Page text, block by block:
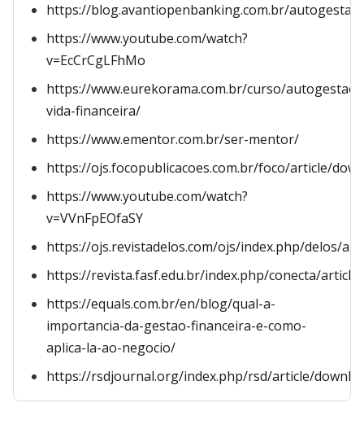
https://blog.avantiopenbanking.com.br/autogestao/
https://www.youtube.com/watch?
v=EcCrCgLFhMo
https://www.eurekorama.com.br/curso/autogestao-
vida-financeira/
https://www.ementor.com.br/ser-mentor/
https://ojs.focopublicacoes.com.br/foco/article/
https://www.youtube.com/watch?
v=VVnFpEOfaSY
https://ojs.revistadelos.com/ojs/index.php/delos/
https://revista.fasf.edu.br/index.php/conecta/
https://equals.com.br/en/blog/qual-a-
importancia-da-gestao-financeira-e-como-
aplica-la-ao-negocio/
https://rsdjournal.org/index.php/rsd/article/